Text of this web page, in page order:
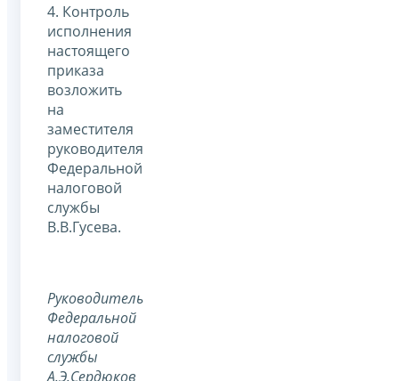
4. Контроль
исполнения
настоящего
приказа
возложить
на
заместителя
руководителя
Федеральной
налоговой
службы
В.В.Гусева.
Руководитель
Федеральной
налоговой
службы
А.Э.Сердюков